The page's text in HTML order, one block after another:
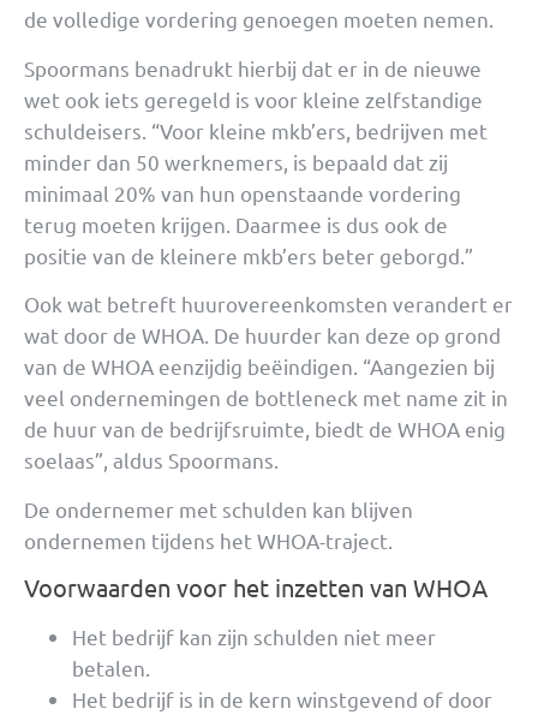
de volledige vordering genoegen moeten nemen.
Spoormans benadrukt hierbij dat er in de nieuwe
wet ook iets geregeld is voor kleine zelfstandige
schuldeisers. “Voor kleine mkb’ers, bedrijven met
minder dan 50 werknemers, is bepaald dat zij
minimaal 20% van hun openstaande vordering
terug moeten krijgen. Daarmee is dus ook de
positie van de kleinere mkb’ers beter geborgd.”
Ook wat betreft huurovereenkomsten verandert er
wat door de WHOA. De huurder kan deze op grond
van de WHOA eenzijdig beëindigen. “Aangezien bij
veel ondernemingen de bottleneck met name zit in
de huur van de bedrijfsruimte, biedt de WHOA enig
soelaas”, aldus Spoormans.
De ondernemer met schulden kan blijven
ondernemen tijdens het WHOA-traject.
Voorwaarden voor het inzetten van WHOA
Het bedrijf kan zijn schulden niet meer
betalen.
Het bedrijf is in de kern winstgevend of door